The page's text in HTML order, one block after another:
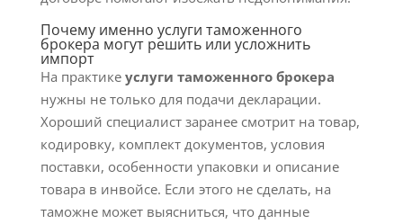
Почему именно услуги таможенного
брокера могут решить или усложнить
импорт
На практике услуги таможенного брокера
нужны не только для подачи декларации.
Хороший специалист заранее смотрит на товар,
кодировку, комплект документов, условия
поставки, особенности упаковки и описание
товара в инвойсе. Если этого не сделать, на
таможне может выясниться, что данные